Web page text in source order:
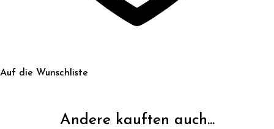
Auf die Wunschliste
Andere kauften auch...